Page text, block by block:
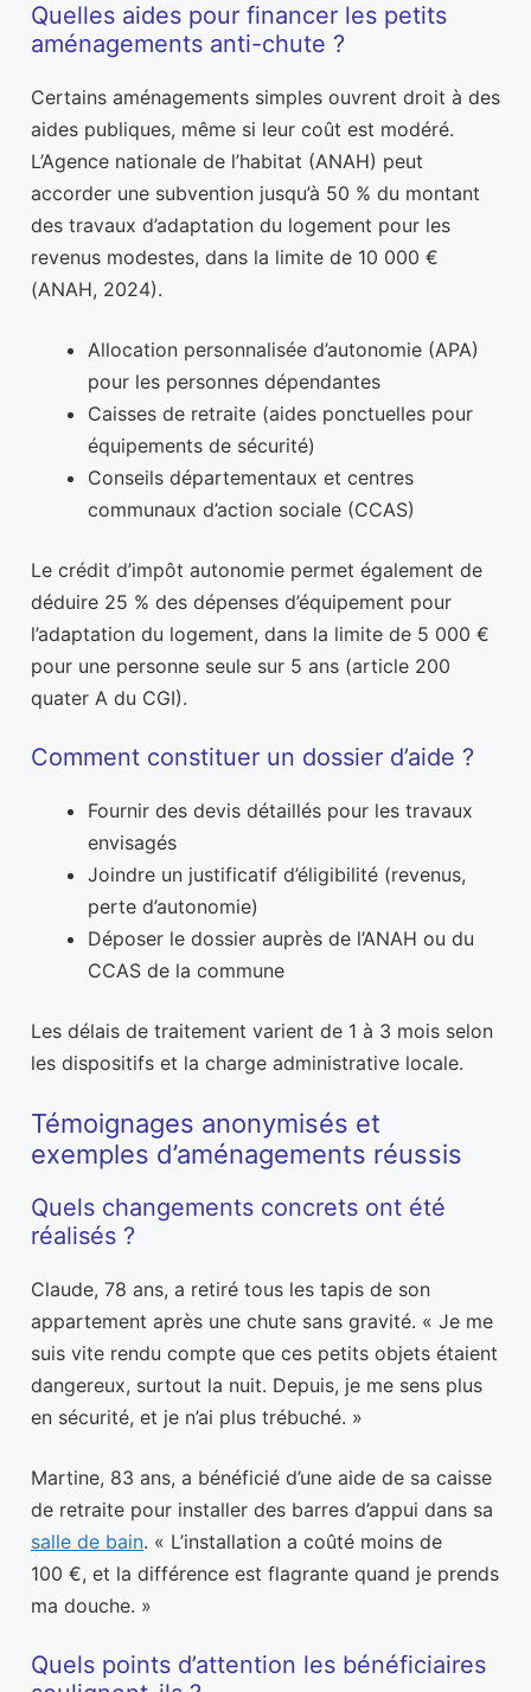
Quelles aides pour financer les petits
aménagements anti-chute ?
Certains aménagements simples ouvrent droit à des
aides publiques, même si leur coût est modéré.
L’Agence nationale de l’habitat (ANAH) peut
accorder une subvention jusqu’à 50 % du montant
des travaux d’adaptation du logement pour les
revenus modestes, dans la limite de 10 000 €
(ANAH, 2024).
Allocation personnalisée d’autonomie (APA)
pour les personnes dépendantes
Caisses de retraite (aides ponctuelles pour
équipements de sécurité)
Conseils départementaux et centres
communaux d’action sociale (CCAS)
Le crédit d’impôt autonomie permet également de
déduire 25 % des dépenses d’équipement pour
l’adaptation du logement, dans la limite de 5 000 €
pour une personne seule sur 5 ans (article 200
quater A du CGI).
Comment constituer un dossier d’aide ?
Fournir des devis détaillés pour les travaux
envisagés
Joindre un justificatif d’éligibilité (revenus,
perte d’autonomie)
Déposer le dossier auprès de l’ANAH ou du
CCAS de la commune
Les délais de traitement varient de 1 à 3 mois selon
les dispositifs et la charge administrative locale.
Témoignages anonymisés et
exemples d’aménagements réussis
Quels changements concrets ont été
réalisés ?
Claude, 78 ans, a retiré tous les tapis de son
appartement après une chute sans gravité. « Je me
suis vite rendu compte que ces petits objets étaient
dangereux, surtout la nuit. Depuis, je me sens plus
en sécurité, et je n’ai plus trébuché. »
Martine, 83 ans, a bénéficié d’une aide de sa caisse
de retraite pour installer des barres d’appui dans sa
salle de bain. « L’installation a coûté moins de
100 €, et la différence est flagrante quand je prends
ma douche. »
Quels points d’attention les bénéficiaires